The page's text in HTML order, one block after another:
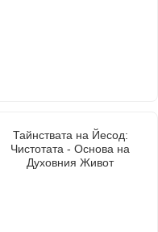
Тайнствата на Йесод:
Чистотата - Основа на
Духовния Живот